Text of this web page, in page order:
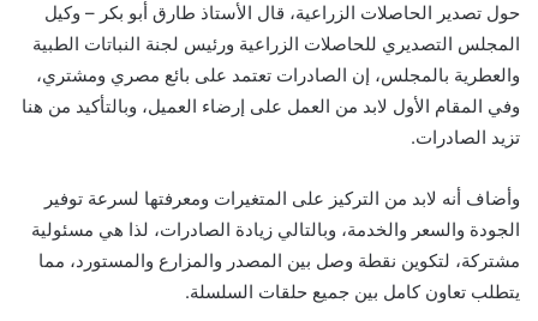
حول تصدير الحاصلات الزراعية، قال الأستاذ طارق أبو بكر – وكيل
المجلس التصديري للحاصلات الزراعية ورئيس لجنة النباتات الطبية
والعطرية بالمجلس، إن الصادرات تعتمد على بائع مصري ومشتري،
وفي المقام الأول لابد من العمل على إرضاء العميل، وبالتأكيد من هنا
تزيد الصادرات.
وأضاف أنه لابد من التركيز على المتغيرات ومعرفتها لسرعة توفير
الجودة والسعر والخدمة، وبالتالي زيادة الصادرات، لذا هي مسئولية
مشتركة، لتكوين نقطة وصل بين المصدر والمزارع والمستورد، مما
يتطلب تعاون كامل بين جميع حلقات السلسلة.